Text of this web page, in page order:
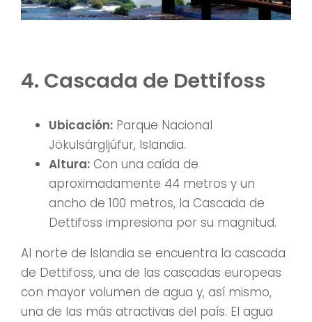
4. Cascada de Dettifoss
Ubicación: Parque Nacional
Jökulsárgljúfur, Islandia.
Altura: Con una caída de
aproximadamente 44 metros y un
ancho de 100 metros, la Cascada de
Dettifoss impresiona por su magnitud.
Al norte de Islandia se encuentra la cascada
de Dettifoss, una de las cascadas europeas
con mayor volumen de agua y, así mismo,
una de las más atractivas del país. El agua